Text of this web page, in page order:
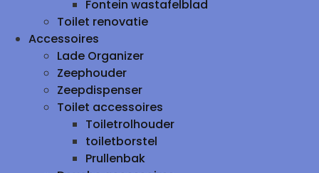
Fontein wastafelblad
Toilet renovatie
Accessoires
Lade Organizer
Zeephouder
Zeepdispenser
Toilet accessoires
Toiletrolhouder
toiletborstel
Prullenbak